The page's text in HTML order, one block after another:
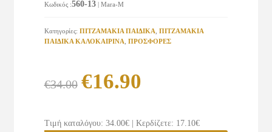
Κωδικός :560-13 | Mara-M
Κατηγορίες: ΠΙΤΖΑΜΑΚΙΑ ΠΑΙΔΙΚΑ, ΠΙΤΖΑΜΑΚΙΑ
ΠΑΙΔΙΚΑ ΚΑΛΟΚΑΙΡΙΝΑ, ΠΡΟΣΦΟΡΕΣ
€34.00
Original
was:
€16.90
τιμή
Τιμή καταλόγου: 34.00€ Κερδίζετε: 17.10€